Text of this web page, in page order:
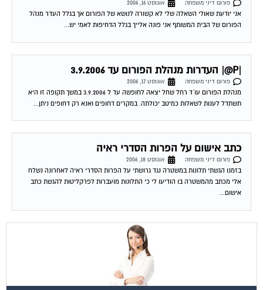
שירות אישי לוועדי בתים!
איתור בעלי מקצוע
המוקד לדייר של פורטל בית משותף דואג שבעלי מקצוע הוגנים
ומקצועיים יתנו לך שירות. מלא את הטופס אולחץ לשליחת הודעת
ווצאפ